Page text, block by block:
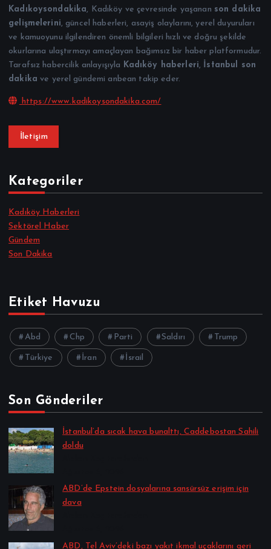
Kadıkoysondakika, Kadıköy ve çevresinde yaşanan son dakika
gelişmelerini, güncel haberleri, asayiş olaylarını, yerel duyuruları
ve kamuoyunu ilgilendiren önemli bilgileri hızlı ve doğru şekilde
okurlarına ulaştırmayı amaçlayan bağımsız bir haber platformudur.
Tarafsız habercilik anlayışıyla Kadıköy haberleri, İstanbul son
dakika ve yerel gündemi anbean takip eder.
https://www.kadikoysondakika.com/
İletişim
Kategoriler
Kadıköy Haberleri
Sektörel Haber
Gündem
Son Dakika
Etiket Havuzu
Abd Chp Parti Saldırı Trump
Türkiye İran İsrail
Son Gönderiler
İstanbul’da sıcak hava bunalttı, Caddebostan Sahili
doldu
ABD’de Epstein dosyalarına sansürsüz erişim için
dava
ABD, Tel Aviv’deki bazı yakıt ikmal uçaklarını geri